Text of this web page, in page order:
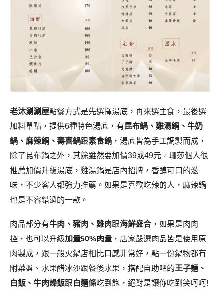
老沐涮涮屋點餐方式是先選擇湯底，再來選主食，最後選
加料單點，提供6種特色湯底，有昆布鍋、雞湯鍋、牛奶
鍋、麻辣鍋、壽喜鍋跟素食鍋 ，湯底皆為手工調製而成，
除了昆布鍋之外，其餘雖然要加價39或49元，珊莎個人很
推薦加價升級湯底，雞湯鍋是店內招牌，香醇可口的滋
味，不少客人都強力推薦。如果是喜歡吃辣的人，麻辣鍋
也是不容錯過的一款。
肉品部分有牛肉、豬肉、雞肉跟海鮮盛合 ，如果是肉肉
控，也可以升級加量50%肉量 ，店家嚴選肉品皆是使用原
肉製成，跟一般火鍋店相比口感非常好，點一份鍋物都有
附菜盤、水果醋冰沙跟餐後水果，搭配自助吧的王子麵、
白飯、牛肉燥飯跟白麵條吃到飽，絕對是讓你吃到笑呵呵!